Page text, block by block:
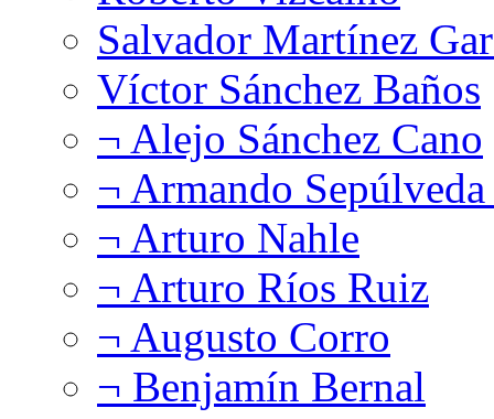
Salvador Martínez
Víctor Sánchez Baños
¬ Alejo Sánchez Cano
¬ Armando
¬ Arturo Nahle
¬ Arturo Ríos Ruiz
¬ Augusto Corro
¬ Benjamín Bernal